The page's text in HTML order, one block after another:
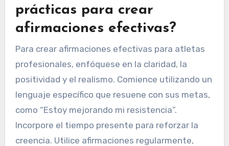
prácticas para crear
afirmaciones efectivas?
Para crear afirmaciones efectivas para atletas
profesionales, enfóquese en la claridad, la
positividad y el realismo. Comience utilizando un
lenguaje específico que resuene con sus metas,
como “Estoy mejorando mi resistencia”.
Incorpore el tiempo presente para reforzar la
creencia. Utilice afirmaciones regularmente,